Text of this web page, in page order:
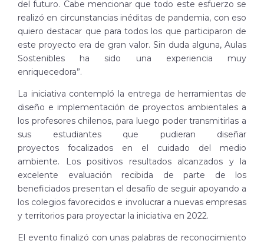
del futuro. Cabe mencionar que todo este esfuerzo se
realizó en circunstancias inéditas de pandemia, con eso
quiero destacar que para todos los que participaron de
este proyecto era de gran valor. Sin duda alguna, Aulas
Sostenibles ha sido una experiencia muy
enriquecedora”.
La iniciativa contempló la entrega de herramientas de
diseño e implementación de proyectos ambientales a
los profesores chilenos, para luego poder transmitirlas a
sus estudiantes que pudieran diseñar
proyectos focalizados en el cuidado del medio
ambiente. Los positivos resultados alcanzados y la
excelente evaluación recibida de parte de los
beneficiados presentan el desafío de seguir apoyando a
los colegios favorecidos e involucrar a nuevas empresas
y territorios para proyectar la iniciativa en 2022.
El evento finalizó con unas palabras de reconocimiento